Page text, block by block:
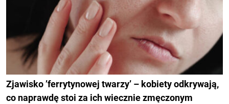
Zjawisko ’ferrytynowej twarzy’ – kobiety odkrywają,
co naprawdę stoi za ich wiecznie zmęczonym